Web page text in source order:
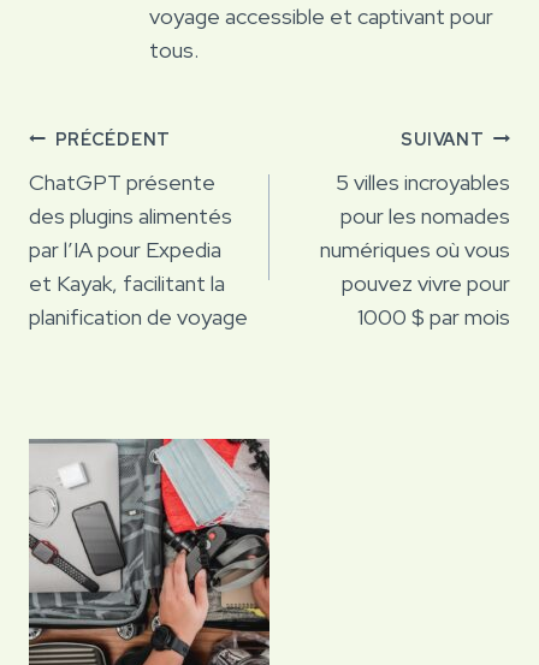
voyage accessible et captivant pour
tous.
Navigation
de
l’article
PRÉCÉDENT
ChatGPT présente
des plugins alimentés
par l’IA pour Expedia
et Kayak, facilitant la
planification de voyage
SUIVANT
5 villes incroyables
pour les nomades
numériques où vous
pouvez vivre pour
1000 $ par mois